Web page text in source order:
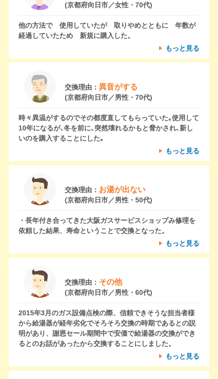
(京都府向日市／女性・70代)
他の方法で 使用していたが 取りやめとともに 年数が
経過していたため 新規に購入した。
もっと見る
交換理由： 異音がする
(京都府向日市／男性・70代)
時々異温がするのでその都度直してもらっていた｡使用して
10年になるが､冬を前に､突然壊れるかもと脅かされ､新し
いのを購入することにした｡
もっと見る
交換理由： お湯が出ない
(京都府向日市／男性・50代)
・長年付き合ってきた大阪ガスサービスショップみ修理を
依頼した結果、寿命ということで交換となった。
もっと見る
交換理由： その他
(京都府向日市／男性・60代)
2015年3月のガス設備点検の際、信頼できそうな担当者様
から給湯器が経年劣化でそろそろ交換の時期であるとの説
明があり、謝恩セール期間中で安価で給湯器の交換ができ
るとのお話があったから交換することにしました。
もっと見る